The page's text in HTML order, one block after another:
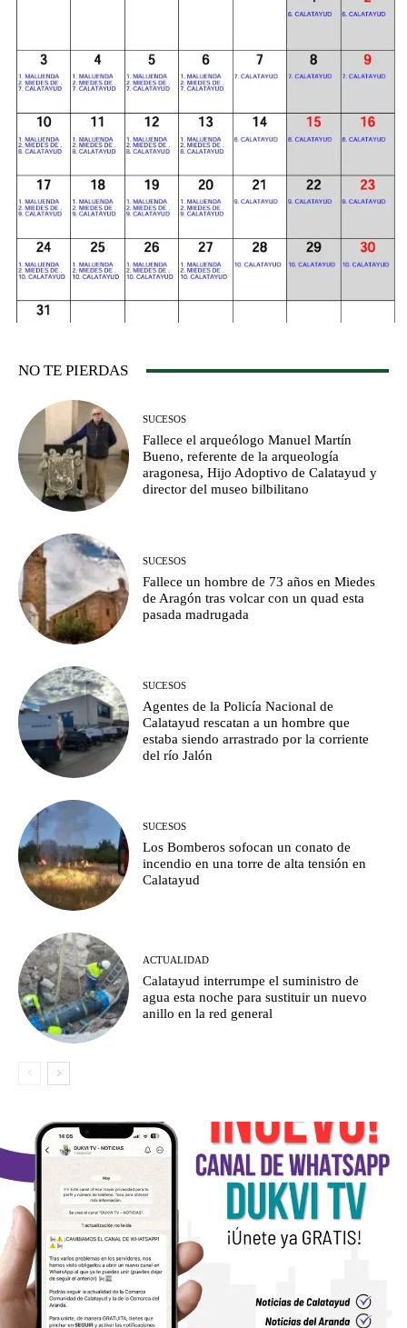
NO TE PIERDAS
SUCESOS
Fallece el arqueólogo Manuel Martín
Bueno, referente de la arqueología
aragonesa, Hijo Adoptivo de Calatayud y
director del museo bilbilitano
SUCESOS
Fallece un hombre de 73 años en Miedes
de Aragón tras volcar con un quad esta
pasada madrugada
SUCESOS
Agentes de la Policía Nacional de
Calatayud rescatan a un hombre que
estaba siendo arrastrado por la corriente
del río Jalón
SUCESOS
Los Bomberos sofocan un conato de
incendio en una torre de alta tensión en
Calatayud
ACTUALIDAD
Calatayud interrumpe el suministro de
agua esta noche para sustituir un nuevo
anillo en la red general